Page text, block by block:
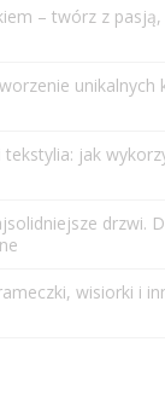
– twórz z
unikalnych
jak
drzwi.
wisiorki i